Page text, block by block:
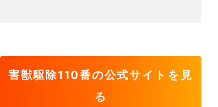
害獣駆除110番の公式サイトを見
る